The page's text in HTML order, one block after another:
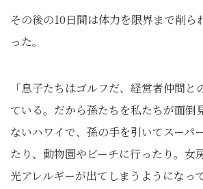
その後の10日間は体力を限界まで削ら
った。
「息子たちはゴルフだ、経営者仲間と
ている。だから孫たちを私たちが面倒
ないハワイで、孫の手を引いてスーパ
たり、動物園やビーチに行ったり。女
光アレルギーが出てしまうようになっ